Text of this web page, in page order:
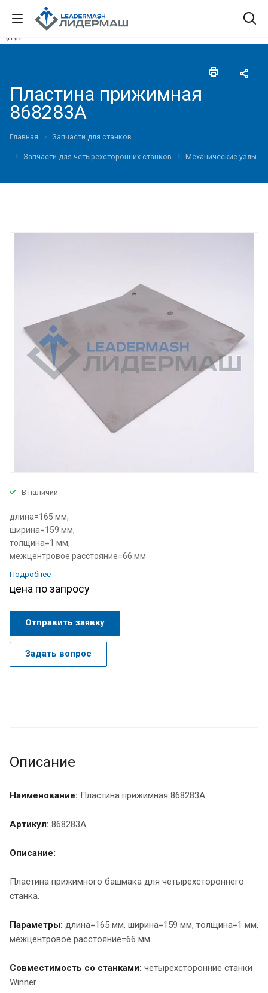
."\n \n"
Пластина прижимная
868283A
Главная Запчасти для станков
Запчасти для четырехсторонних станков Механические узлы
В наличии
длина=165 мм,
ширина=159 мм,
толщина=1 мм,
межцентровое расстояние=66 мм
Подробнее
цена по запросу
Отправить заявку
Задать вопрос
Описание
Наименование: Пластина прижимная 868283A
Артикул: 868283A
Описание:
Пластина прижимного башмака для четырехстороннего
станка.
Параметры: длина=165 мм, ширина=159 мм, толщина=1 мм,
межцентровое расстояние=66 мм
Совместимость со станками: четырехсторонние станки
Winner